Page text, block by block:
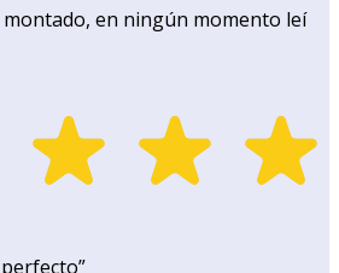
montado, en ningún momento leí
”